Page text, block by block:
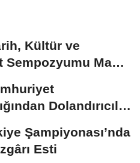
Kültür ve
Mayıs
Dolandırıcılık
Şampiyonası’nda
Esti